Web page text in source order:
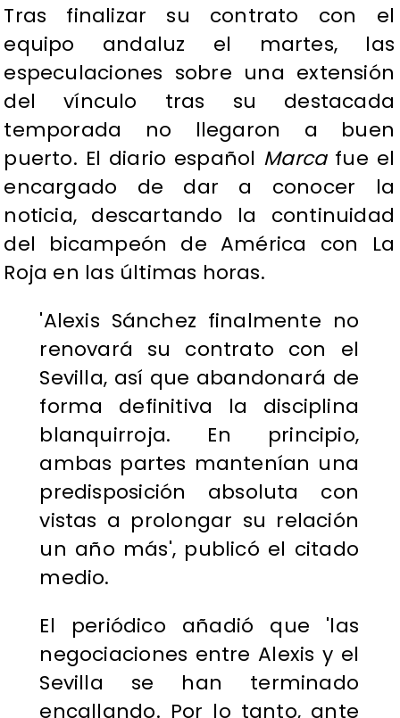
Tras finalizar su contrato con el
equipo andaluz el martes, las
especulaciones sobre una extensión
del vínculo tras su destacada
temporada no llegaron a buen
puerto. El diario español Marcafue el
encargado de dar a conocer la
noticia, descartando la continuidad
del bicampeón de América con La
Roja en las últimas horas.
'Alexis Sánchez finalmente no
renovará su contrato con el
Sevilla, así que abandonará de
forma definitiva la disciplina
blanquirroja. En principio,
ambas partes mantenían una
predisposición absoluta con
vistas a prolongar su relación
un año más', publicó el citado
medio.
El periódico añadió que 'las
negociaciones entre Alexis y el
Sevilla se han terminado
encallando. Por lo tanto, ante